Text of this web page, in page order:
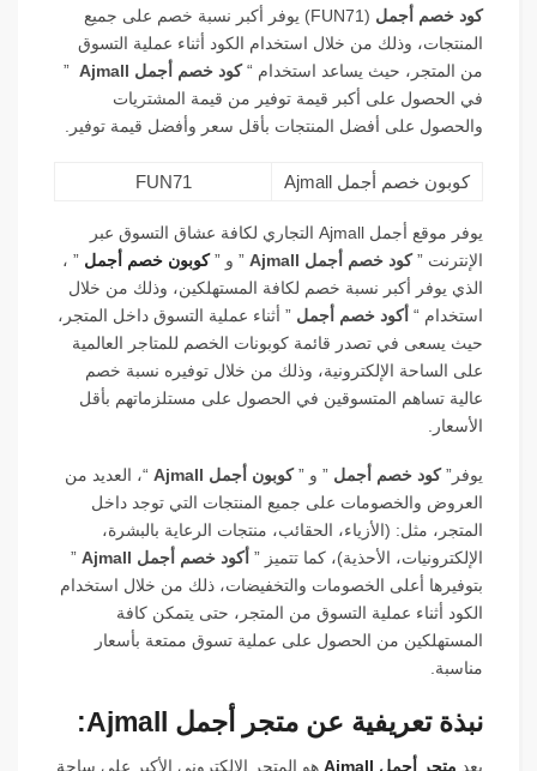
كود خصم أجمل
(FUN71) يوفر أكبر نسبة خصم على جميع
المنتجات، وذلك من خلال استخدام الكود أثناء عملية التسوق
من المتجر، حيث يساعد استخدام “ كود خصم أجمل Ajmall
”
في الحصول على أكبر قيمة توفير من قيمة المشتريات
والحصول على أفضل المنتجات بأقل سعر وأفضل قيمة توفير.
كوبون خصم أجمل Ajmall FUN71
يوفر موقع أجمل Ajmall التجاري لكافة عشاق التسوق عبر
الإنترنت ”كود خصم أجمل Ajmall ” و ”كوبون خصم أجمل” ،
الذي يوفر أكبر نسبة خصم لكافة المستهلكين، وذلك من خلال
استخدام “ أكود خصم أجمل” أثناء عملية التسوق داخل المتجر،
حيث يسعى في تصدر قائمة كوبونات الخصم للمتاجر العالمية
على الساحة الإلكترونية، وذلك من خلال توفيره نسبة خصم
عالية تساهم المتسوقين في الحصول على مستلزماتهم بأقل
الأسعار.
يوفر” كود خصم أجمل” و ”كوبون أجمل Ajmall
“، العديد من
العروض والخصومات على جميع المنتجات التي توجد داخل
المتجر، مثل: (الأزياء، الحقائب، منتجات الرعاية بالبشرة،
الإلكترونيات، الأحذية)، كما تتميز ”أكود خصم أجمل Ajmall
”
بتوفيرها أعلى الخصومات والتخفيضات، ذلك من خلال استخدام
الكود أثناء عملية التسوق من المتجر، حتى يتمكن كافة
المستهلكين من الحصول على عملية تسوق ممتعة بأسعار
مناسبة.
نبذة تعريفية عن متجر أجمل Ajmall:
يعد متجر أجمل Ajmall هو المتجر الإلكتروني الأكبر على ساحة